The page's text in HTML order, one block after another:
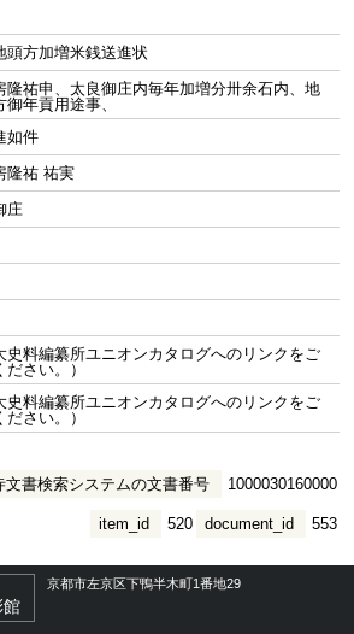
頭方加増米銭送進状
隆祐申、太良御庄内毎年加増分卅余石内、地
御年貢用途事、
如件
隆祐 祐実
庄
史料編纂所ユニオンカタログへのリンクをご
ださい。）
史料編纂所ユニオンカタログへのリンクをご
ださい。）
文書検索システムの文書番号 1000030160000
document_id 553
item_id 520
館
京都市左京区下鴨半木町1番地29